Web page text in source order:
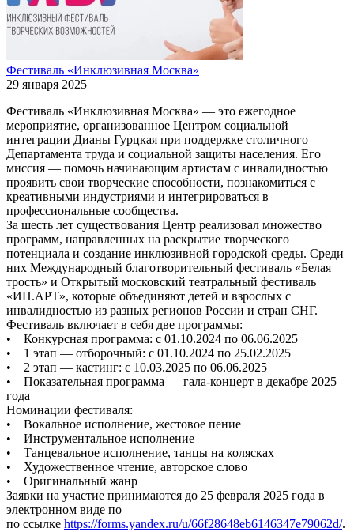
Фестиваль «Инклюзивная Москва»
29 января 2025
Фестиваль «Инклюзивная Москва» — это ежегодное
мероприятие, организованное Центром социальной
интеграции Дианы Гурцкая при поддержке столичного
Департамента труда и социальной защиты населения. Его
миссия — помочь начинающим артистам с инвалидностью
проявить свои творческие способности, познакомиться с
креативными индустриями и интегрироваться в
профессиональные сообщества.
За шесть лет существования Центр реализовал множество
программ, направленных на раскрытие творческого
потенциала и создание инклюзивной городской среды. Среди
них Международный благотворительный фестиваль «Белая
трость» и Открытый московский театральный фестиваль
«ИН.АРТ», которые объединяют детей и взрослых с
инвалидностью из разных регионов России и стран СНГ.
Фестиваль включает в себя две программы:
• Конкурсная программа: с 01.10.2024 по 06.06.2025
• 1 этап — отборочный: с 01.10.2024 по 25.02.2025
• 2 этап — кастинг: с 10.03.2025 по 06.06.2025
• Показательная программа — гала-концерт в декабре 2025
года
Номинации фестиваля:
• Вокальное исполнение, жестовое пение
• Инструментальное исполнение
• Танцевальное исполнение, танцы на колясках
• Художественное чтение, авторское слово
• Оригинальный жанр
Заявки на участие принимаются до 25 февраля 2025 года в
электронном виде по
по ссылке https://forms.yandex.ru/u/66f28648eb6146347e79062d/.